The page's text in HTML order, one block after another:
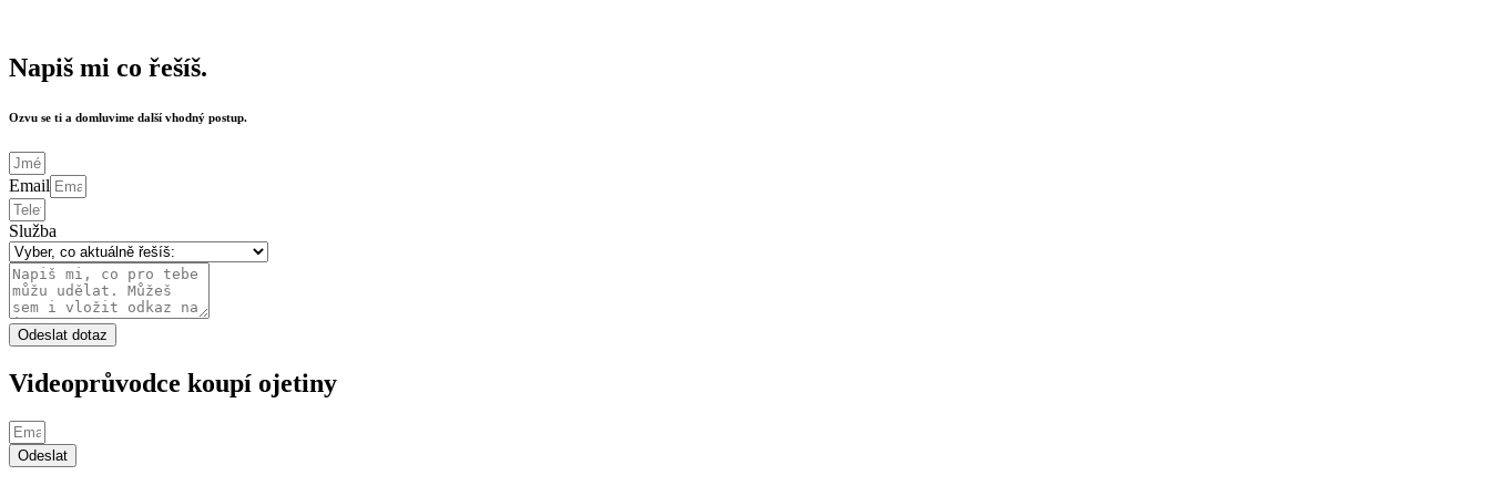
Napiš mi co řešíš.
Ozvu se ti a domluvime další vhodný postup.
Email
Služba
Odeslat dotaz
Videoprůvodce koupí ojetiny
Odeslat